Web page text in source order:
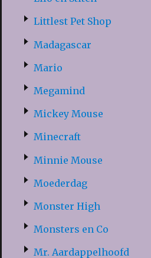
Littlest Pet Shop
Madagascar
Mario
Megamind
Mickey Mouse
Minecraft
Minnie Mouse
Moederdag
Monster High
Monsters en Co
Mr. Aardappelhoofd